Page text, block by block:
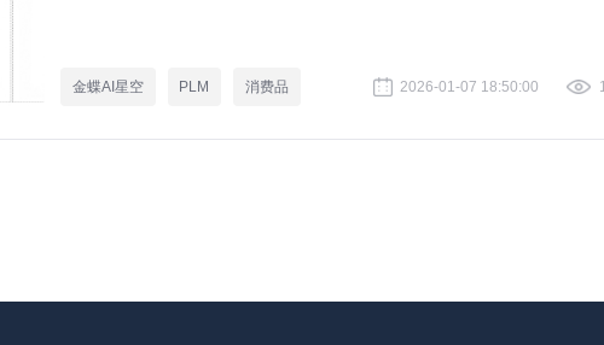
金蝶AI星空 PLM 消费品 2026-01-07 18:50:00